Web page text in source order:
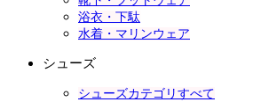
浴衣・下駄
水着・マリンウェア
シューズ
シューズカテゴリすべて